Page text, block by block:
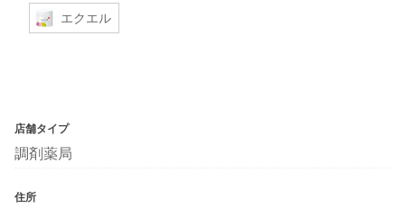
エクエル
店舗タイプ
調剤薬局
住所